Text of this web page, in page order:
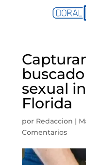
sexual
Florida
por Redaccion |
Comentarios